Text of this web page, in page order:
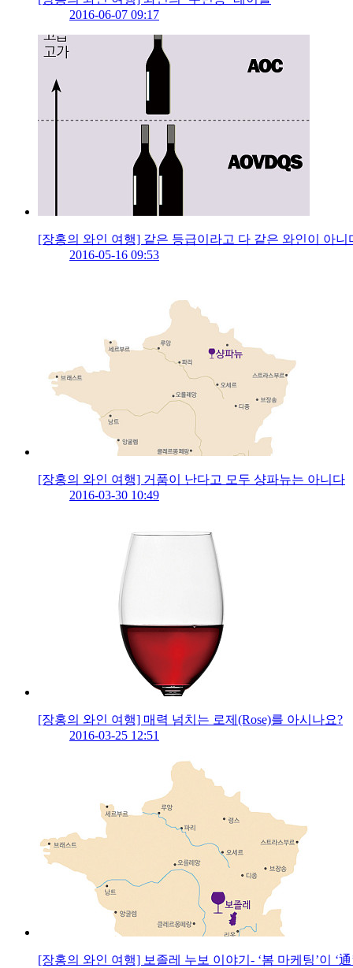
2016-06-07 09:17
[장홍의 와인 여행] 같은 등급이라고 다 같은 와인이 아니
2016-05-16 09:53
[장홍의 와인 여행] 거품이 난다고 모두 샹파뉴는 아니다
2016-03-30 10:49
[장홍의 와인 여행] 매력 넘치는 로제(Rose)를 아시나요?
2016-03-25 12:51
[장홍의 와인 여행] 보졸레 누보 이야기- ‘봄 마케팅’이 ‘通